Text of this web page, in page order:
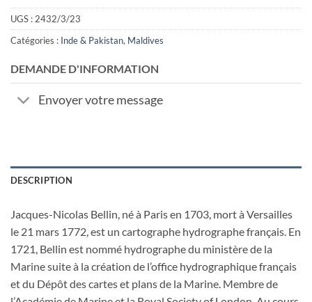
UGS : 2432/3/23
Catégories : Inde & Pakistan, Maldives
DEMANDE D'INFORMATION
Envoyer votre message
DESCRIPTION
Jacques-Nicolas Bellin, né à Paris en 1703, mort à Versailles
le 21 mars 1772, est un cartographe hydrographe français. En
1721, Bellin est nommé hydrographe du ministère de la
Marine suite à la création de l’office hydrographique français
et du Dépôt des cartes et plans de la Marine. Membre de